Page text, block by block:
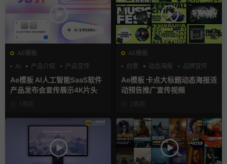
AE模板
AI
产品介绍 产品宣传
Ae模板 AI人工智能SaaS软件
产品发布会宣传展示4K片头
1周前
AE模板
创意
动态海报 品牌宣传
Ae模板 卡点大标题动态海报活
动预告推广宣传视频
2周前